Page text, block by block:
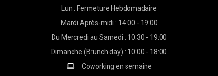
Lun : Fermeture Hebdomadaire
Mardi Après-midi : 14:00 - 19:00
Du Mercredi au Samedi : 10:30 - 19:00
Dimanche (Brunch day) : 10:00 - 18:00
Coworking en semaine